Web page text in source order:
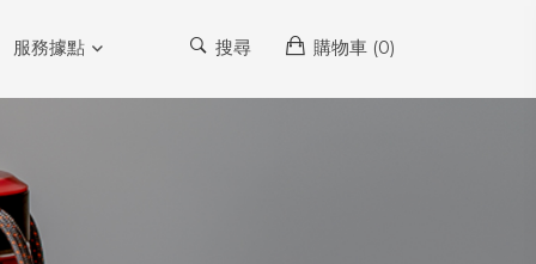
服務據點 搜尋 購物車 (0)